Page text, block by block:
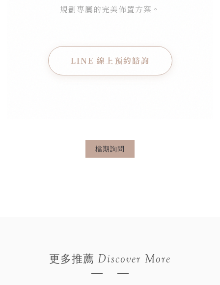
規劃專屬的完美佈置方案。
LINE 線上預約諮詢
檔期詢問
更多推薦 Discover More